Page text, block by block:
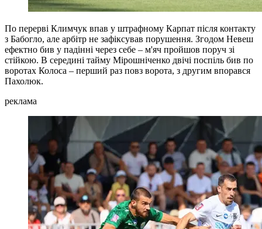
По перерві Климчук впав у штрафному Карпат після контакту
з Бабогло, але арбітр не зафіксував порушення. Згодом Невеш
ефектно бив у падінні через себе – м'яч пройшов поруч зі
стійкою. В середині тайму Мірошніченко двічі поспіль бив по
воротах Колоса – перший раз повз ворота, з другим впорався
Пахолюк.
реклама